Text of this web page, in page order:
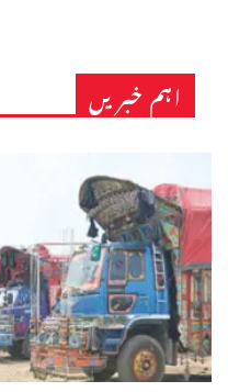
اہم خبریں